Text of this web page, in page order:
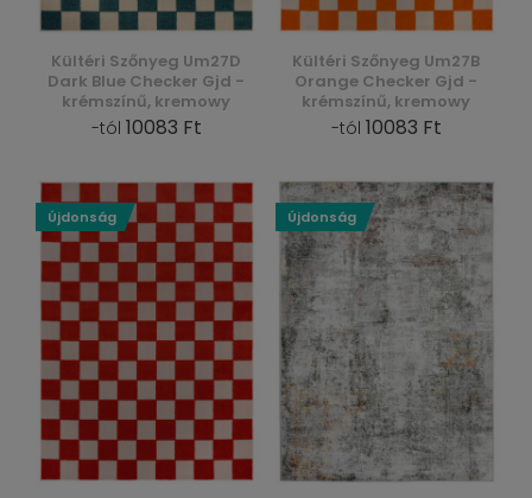
Kültéri Szőnyeg Um27D
Dark Blue Checker Gjd -
krémszínű, kremowy
-tól 10083 Ft
Kültéri Szőnyeg Um27B
Orange Checker Gjd -
krémszínű, kremowy
-tól 10083 Ft
Újdonság Újdonság